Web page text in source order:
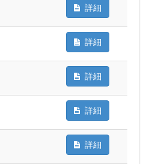
詳細
詳細
詳細
詳細
詳細